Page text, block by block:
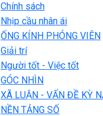
Chính sách
Nhịp cầu nhân ái
ỐNG KÍNH PHÓNG VIÊN
Giải trí
Người tốt - Việc tốt
GÓC NHÌN
XÃ LUẬN - VẤN ĐỀ KỲ
NỀN TẢNG SỐ